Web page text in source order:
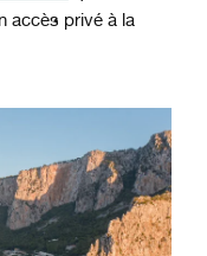
accès privé à la